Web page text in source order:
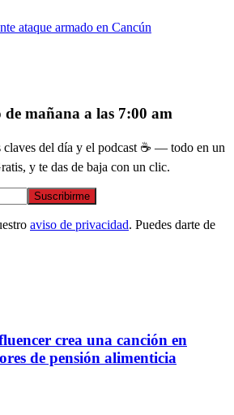
ataque armado en Cancún
de mañana a las 7:00 am
claves del día y el podcast ☕ — todo en un
y te das de baja con un clic.
Suscribirme
aviso de privacidad. Puedes darte de
crea una canción en
de pensión alimenticia